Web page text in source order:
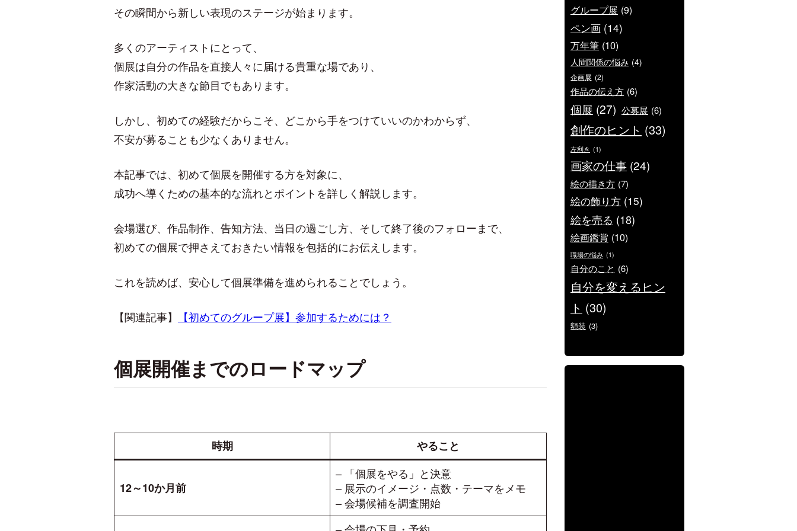
その瞬間から新しい表現のステージが始まります。
多くのアーティストにとって、
個展は自分の作品を直接人々に届ける貴重な場であり、
作家活動の大きな節目でもあります。
しかし、初めての経験だからこそ、どこから手をつけていいのかわからず、
不安が募ることも少なくありません。
本記事では、初めて個展を開催する方を対象に、
成功へ導くための基本的な流れとポイントを詳しく解説します。
会場選び、作品制作、告知方法、当日の過ごし方、そして終了後のフォローまで、
初めての個展で押さえておきたい情報を包括的にお伝えします。
これを読めば、安心して個展準備を進められることでしょう。
【関連記事】 【初めてのグループ展】参加するためには？
個展開催までのロードマップ
時期 やること
12～10か月前
– 「個展をやる」と決意
– 展示のイメージ・点数・テーマをメモ
– 会場候補を調査開始
グループ展 (9)
ペン画 (14)
万年筆 (10)
人間関係の悩み (4)
企画展 (2)
作品の伝え方 (6)
個展 (27) 公募展 (6)
創作のヒント (33)
左利き (1)
画家の仕事 (24)
絵の描き方 (7)
絵の飾り方 (15)
絵を売る (18)
絵画鑑賞 (10)
職場の悩み (1)
自分のこと (6)
自分を変えるヒン
ト (30)
額装 (3)